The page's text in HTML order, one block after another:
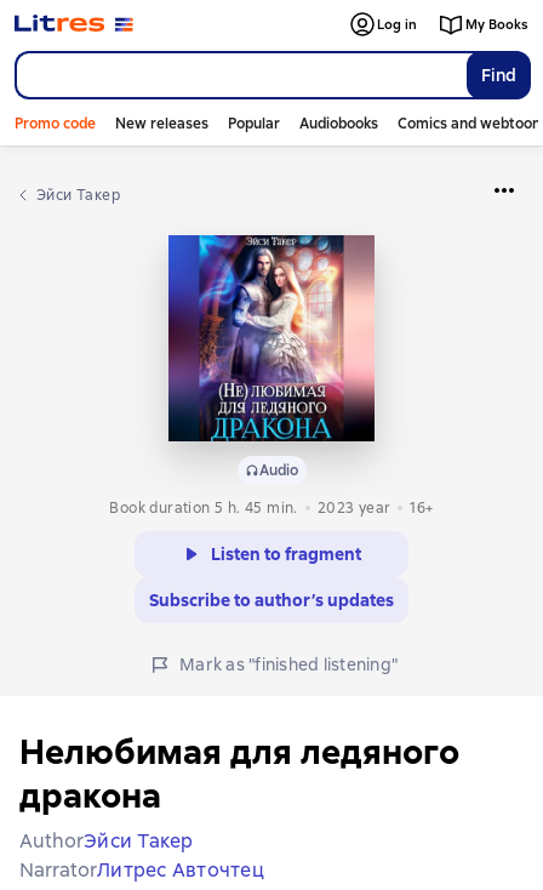
Find
Log in My Books
Promo code New releases Popular Audiobooks Comics and
Эйси Такер
Audio
Book duration 5 h. 45 min.
2023 year 16+
Listen to fragment
Subscribe to author’s updates
Mark as "finished listening"
Нелюбимая для ледяного
дракона
AuthorЭйси Такер
NarratorЛитрес Авточтец